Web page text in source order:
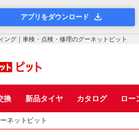
アプリをダウンロード
グ｜車検・点検・修理のグーネットピット
換 新品タイヤ カタログ ロー
ネットピット